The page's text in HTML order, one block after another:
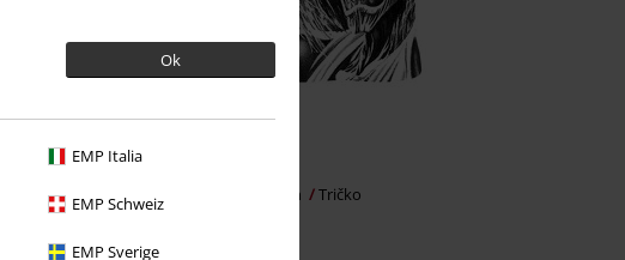
Ok
EMP Italia
EMP Schweiz
EMP Sverige
Kč 819,00
Killers All-over Iron Maiden Tričko